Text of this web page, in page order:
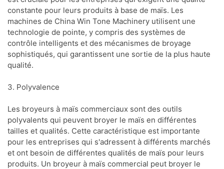
constante pour leurs produits à base de maïs. Les
machines de China Win Tone Machinery utilisent une
technologie de pointe, y compris des systèmes de
contrôle intelligents et des mécanismes de broyage
sophistiqués, qui garantissent une sortie de la plus haute
qualité.
3. Polyvalence
Les broyeurs à maïs commerciaux sont des outils
polyvalents qui peuvent broyer le maïs en différentes
tailles et qualités. Cette caractéristique est importante
pour les entreprises qui s'adressent à différents marchés
et ont besoin de différentes qualités de maïs pour leurs
produits. Un broyeur à maïs commercial peut broyer le